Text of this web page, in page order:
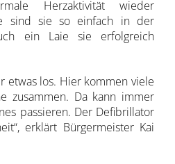
Herzaktivität wieder
sind sie so einfach in der
ein Laie sie erfolgreich
etwas los. Hier kommen viele
zusammen. Da kann immer
passieren. Der Defibrillator
erklärt Bürgermeister Kai